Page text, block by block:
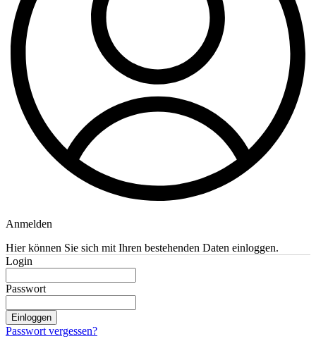
Anmelden
Hier können Sie sich mit Ihren bestehenden Daten einloggen.
Login
Passwort
Einloggen
Passwort vergessen?